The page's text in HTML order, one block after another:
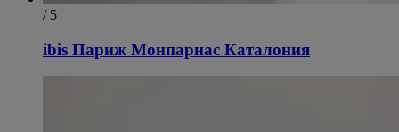
/ 5
ibis Париж Монпарнас Каталония